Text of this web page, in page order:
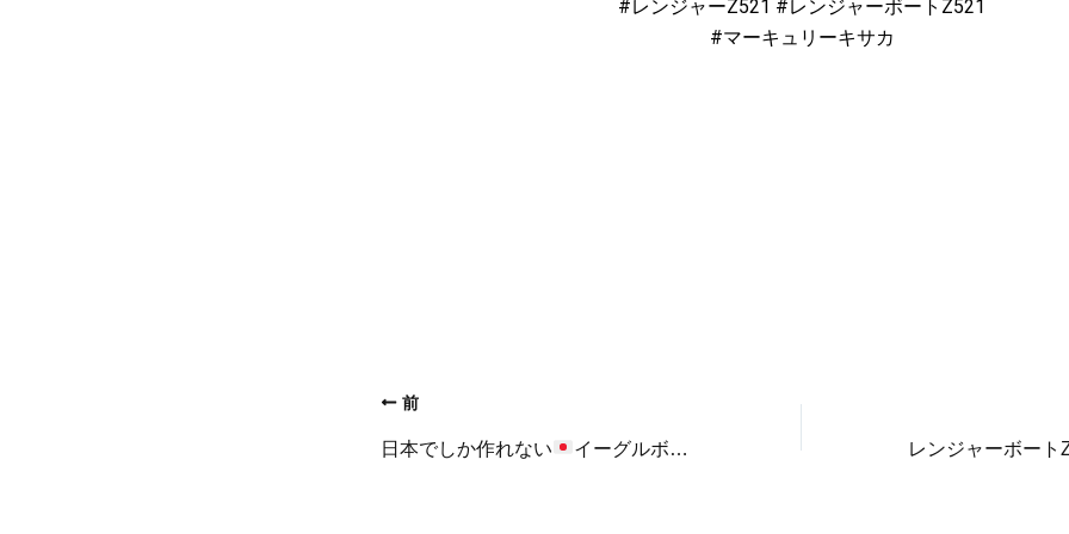
#レンジャーZ521 #レンジャーボートZ521
#マーキュリーキサカ
前
日本でしか作れない イーグルボート４３５